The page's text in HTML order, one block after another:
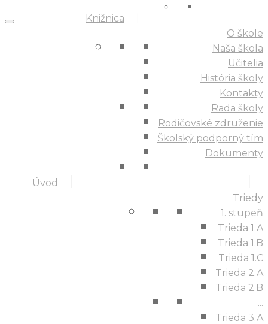
Knižnica
Úvod
O škole
Naša škola
Učitelia
História školy
Kontakty
Rada školy
Rodičovské združenie
Školský podporný tím
Dokumenty
Triedy
1. stupeň
Trieda 1.A
Trieda 1.B
Trieda 1.C
Trieda 2.A
Trieda 2.B
...
Trieda 3.A